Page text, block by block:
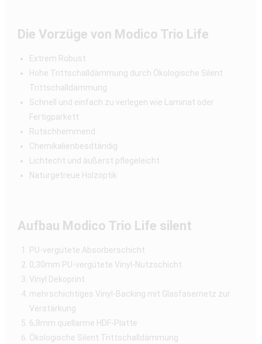
Die Vorzüge von Modico Trio Life
Extrem Robust
Hohe Trittschalldämmung durch Ökologische Silent
Trittschalldämmung
Schnell und einfach zu verlegen wie Laminat oder
Fertigparkett
Rutschhemmend
Chemikalienbesdtändig
Lichtecht und äußerst pflegeleicht
Naturgetreue Holzoptik
Aufbau Modico Trio Life silent
PU-vergütete Absorberschicht
0,30mm PU-vergütete Vinyl-Nutzschicht
Vinyl Dekoprint
mehrschichtiges Vinyl-Backing mit Glasfasernetz zur
Verstärkung
6,8mm quellarme HDF-Platte
Ökologische Silent Trittschalldämmung